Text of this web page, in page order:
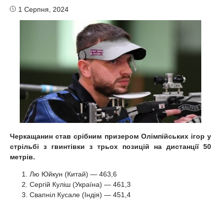
1 Серпня, 2024
Черкащанин став срібним призером Олімпійських ігор у
стрільбі з гвинтівки з трьох позицій на дистанції 50
метрів.
Лю Юйкун (Китай) — 463,6
Сергій Куліш (Україна) — 461,3
Свапніл Кусале (Індія) — 451,4